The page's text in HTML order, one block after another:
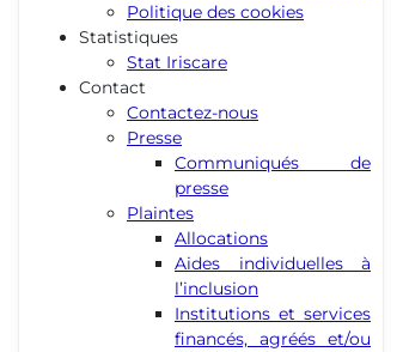
Politique des cookies
Statistiques
Stat Iriscare
Contact
Contactez-nous
Presse
Communiqués de
presse
Plaintes
Allocations
Aides individuelles à
l’inclusion
Institutions et services
financés, agréés et/ou